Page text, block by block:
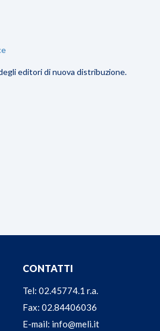
editori di nuova distribuzione.
CONTATTI
Tel: 02.45774.1 r.a.
Fax: 02.84406036
E-mail: info@meli.it